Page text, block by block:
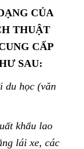
CỦA
THUẬT
CẤP
SAU:
du học (văn
khẩu lao
lái xe, các